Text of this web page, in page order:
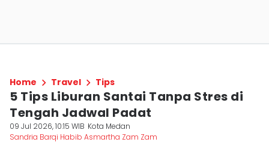
Home Travel Tips
5 Tips Liburan Santai Tanpa Stres di
Tengah Jadwal Padat
09 Jul 2026, 10:15 WIB Kota Medan
Sandria Barqi Habib Asmartha Zam Zam